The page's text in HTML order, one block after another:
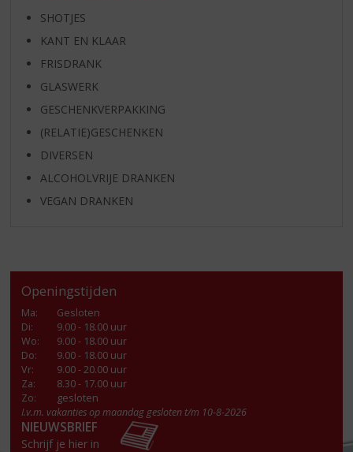
SHOTJES
KANT EN KLAAR
FRISDRANK
GLASWERK
GESCHENKVERPAKKING
(RELATIE)GESCHENKEN
DIVERSEN
ALCOHOLVRIJE DRANKEN
VEGAN DRANKEN
Openingstijden
Ma:
Gesloten
Di:
9.00 - 18.00 uur
Wo:
9.00 - 18.00 uur
Do:
9.00 - 18.00 uur
Vr:
9.00 - 20.00 uur
Za:
8.30 - 17.00 uur
Zo:
gesloten
I.v.m. vakanties op maandag gesloten t/m 10-8-2026
NIEUWSBRIEF
Schrijf je hier in